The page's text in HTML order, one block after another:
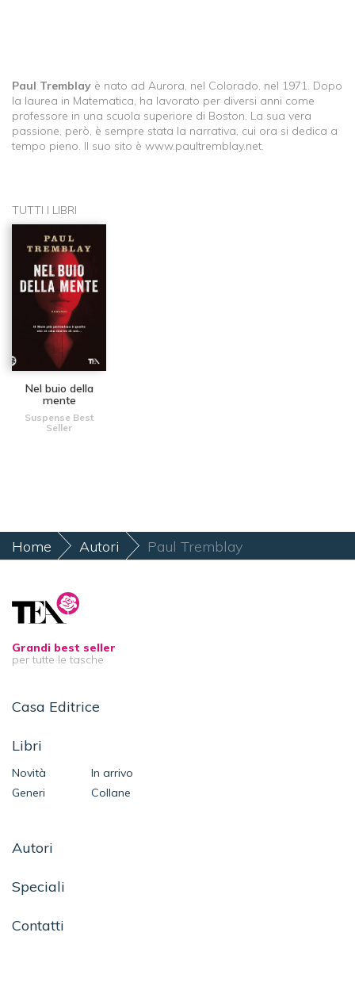
Paul Tremblay è nato ad Aurora, nel Colorado, nel 1971. Dopo
la laurea in Matematica, ha lavorato per diversi anni come
professore in una scuola superiore di Boston. La sua vera
passione, però, è sempre stata la narrativa, cui ora si dedica a
tempo pieno. Il suo sito è www.paultremblay.net.
TUTTI I LIBRI
Nel buio della
mente
Suspense Best
Seller
Home Autori Paul Tremblay
Grandi best seller
per tutte le tasche
Casa Editrice
Libri
Novità
In arrivo
Generi
Collane
Autori
Speciali
Contatti